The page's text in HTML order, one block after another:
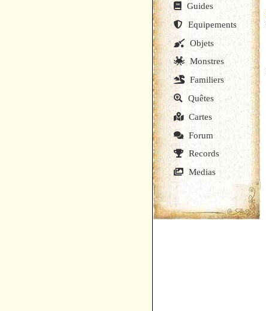
Guides
Equipements
Objets
Monstres
Familiers
Quêtes
Cartes
Forum
Records
Medias